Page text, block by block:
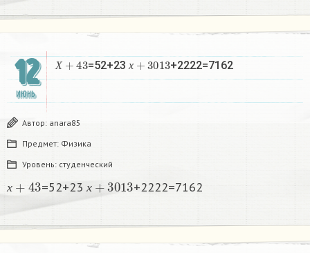
12
ИЮНЬ
Х
Х+43 =52+23 х
х+3013 +2222=7162​
Автор: anara85
Предмет: Физика
Уровень: студенческий
х
43 =52+23х
3013 +2222=7162​